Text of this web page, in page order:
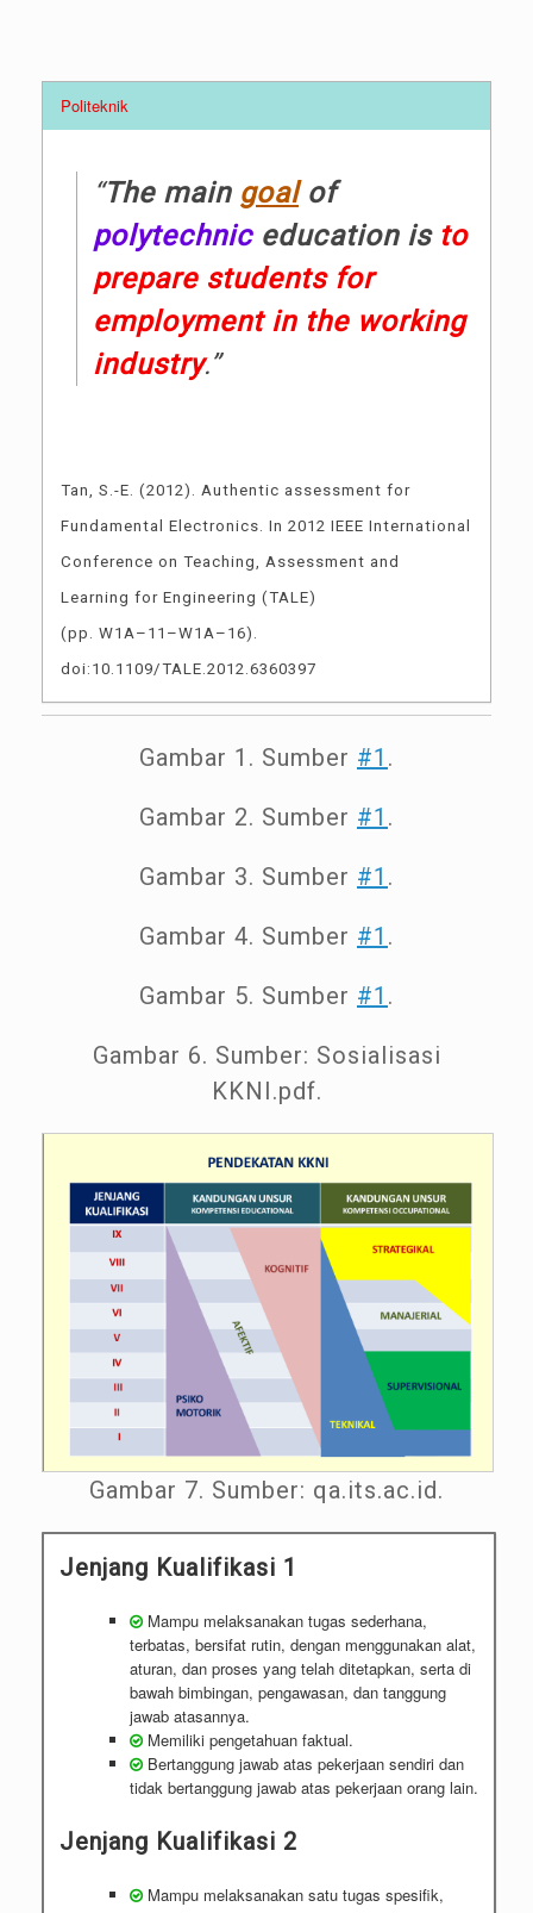
Politeknik
“The main goalof
polytechniceducation is to
prepare students for
employment in the working
industry.”
Tan, S.-E. (2012). Authentic assessment for
Fundamental Electronics. In 2012 IEEE International
Conference on Teaching, Assessment and
Learning for Engineering (TALE)
(pp. W1A–11–W1A–16).
doi:10.1109/TALE.2012.6360397
Gambar 1. Sumber #1 .
Gambar 2. Sumber #1 .
Gambar 3. Sumber #1 .
Gambar 4. Sumber #1 .
Gambar 5. Sumber #1 .
Gambar 6. Sumber: Sosialisasi
KKNI.pdf.
Gambar 7. Sumber: qa.its.ac.id.
Jenjang Kualifikasi 1
Mampu melaksanakan tugas sederhana,
terbatas, bersifat rutin, dengan menggunakan alat,
aturan, dan proses yang telah ditetapkan, serta di
bawah bimbingan, pengawasan, dan tanggung
jawab atasannya.
Memiliki pengetahuan faktual.
Bertanggung jawab atas pekerjaan sendiri dan
tidak bertanggung jawab atas pekerjaan orang lain.
Jenjang Kualifikasi 2
Mampu melaksanakan satu tugas spesifik,